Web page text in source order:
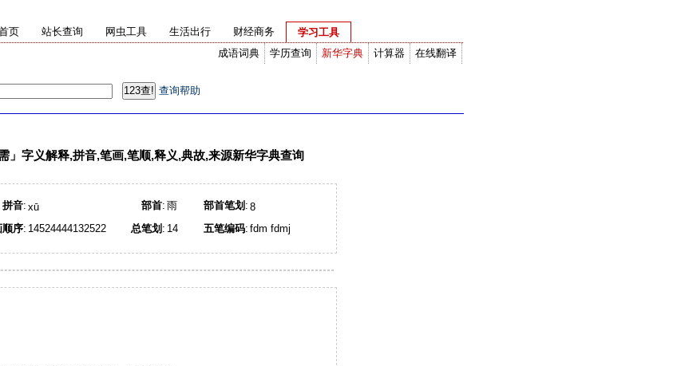
页 站长查询 网虫工具 生活出行 财经商务
学习工具
在线翻译
计算器
新华字典
学历查询
成语词典
查询帮助
」字义解释,拼音,笔画,笔顺,释义,典故,来源新华字典查询
拼音: xū 部首: 雨 部首笔划 : 8
顺序: 14524444132522 总笔划 : 14 五笔编码: fdm fdmj